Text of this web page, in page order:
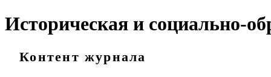
Историческая и социально-
Контент журнала